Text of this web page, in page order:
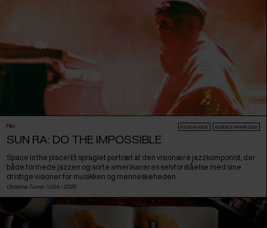
Film SOUND & VISION AUDIENCE AWARD 2026
SUN RA: DO THE IMPOSSIBLE
Space is the place! Et spraglet portræt af den visionære jazzkomponist, der
både formede jazzen og sorte amerikaneres selvforståelse med sine
dristige visioner for musikken og menneskeheden.
Christine Turner / USA / 2025